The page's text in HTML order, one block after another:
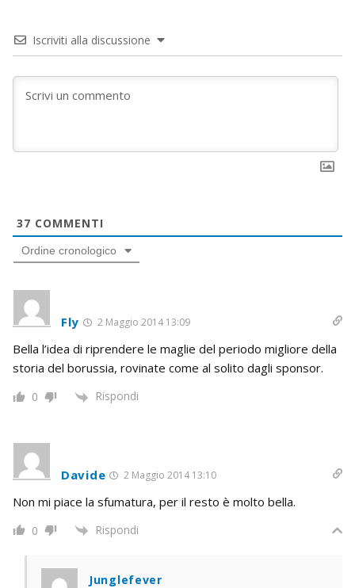
Iscriviti alla discussione
37 COMMENTI
Ordine cronologico
Fly 2 Maggio 2014 13:09
Bella l’idea di riprendere le maglie del periodo migliore della
storia del borussia, rovinate come al solito dagli sponsor.
0 Rispondi
Davide 2 Maggio 2014 13:10
Non mi piace la sfumatura, per il resto è molto bella.
0 Rispondi
Junglefever